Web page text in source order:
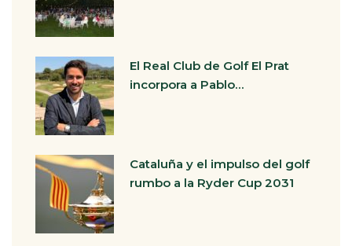
El Real Club de Golf El Prat
incorpora a Pablo…
Cataluña y el impulso del golf
rumbo a la Ryder Cup 2031